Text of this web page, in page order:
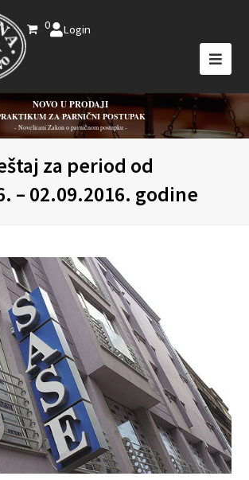
0 Login
NOVO U PRODAJI
ZA PARNIČNI POSTUPAK
- Novelirani Zakon o parničnom postupku -
za period od
– 02.09.2016. godine